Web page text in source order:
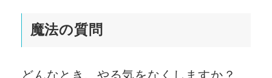
魔法の質問
どんなとき、やる気をなくしますか？